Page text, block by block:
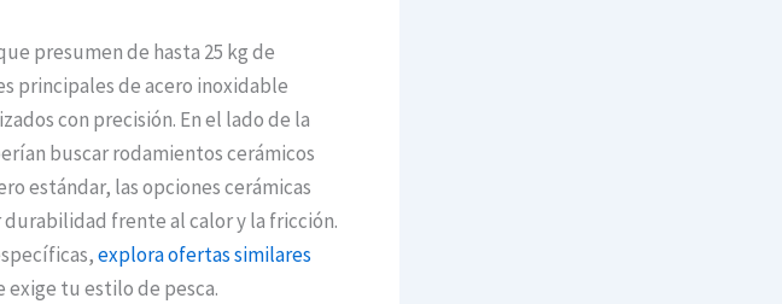
presumen de hasta 25 kg de
principales de acero inoxidable
con precisión. En el lado de la
buscar rodamientos cerámicos
estándar, las opciones cerámicas
frente al calor y la fricción.
explora ofertas similares
exige tu estilo de pesca.